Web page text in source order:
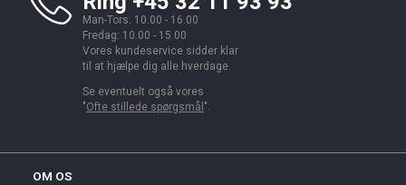
Man-Tors: 10.00 - 16.00
Fredag: 10.00 - 15.00
Vores kundeservice sidder klar
til at hjælpe dig alle hverdage.
Se eventuelt også vores
"Ofte stillede spørgsmål ".
OM OS